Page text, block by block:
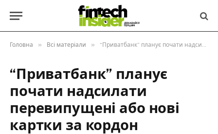
Головна » Всі матеріали » “Приватбанк” планує почати надсилати перевипущені або нові картки за кордон
“Приватбанк” планує
почати надсилати
перевипущені або нові
картки за кордон